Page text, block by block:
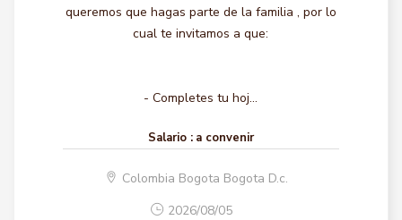
queremos que hagas parte de la familia , por lo
cual te invitamos a que:
- Completes tu hoj...
Salario : a convenir
Colombia Bogota Bogota D.c.
2026/08/05